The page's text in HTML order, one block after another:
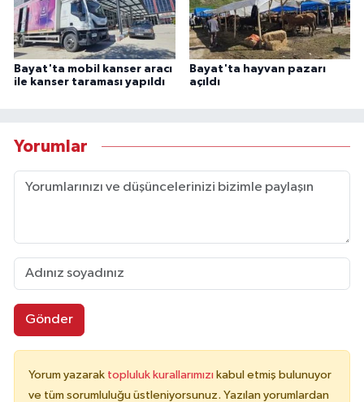
Bayat'ta mobil kanser aracı
ile kanser taraması yapıldı
Bayat'ta hayvan pazarı
açıldı
Yorumlar
Gönder
Yorum yazarak topluluk kurallarımızı kabul etmiş bulunuyor
ve tüm sorumluluğu üstleniyorsunuz. Yazılan yorumlardan